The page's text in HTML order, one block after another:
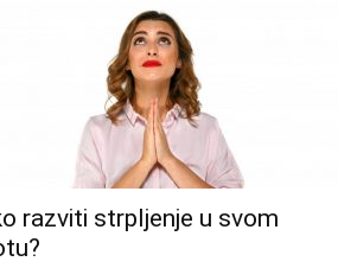
razviti strpljenje u svom